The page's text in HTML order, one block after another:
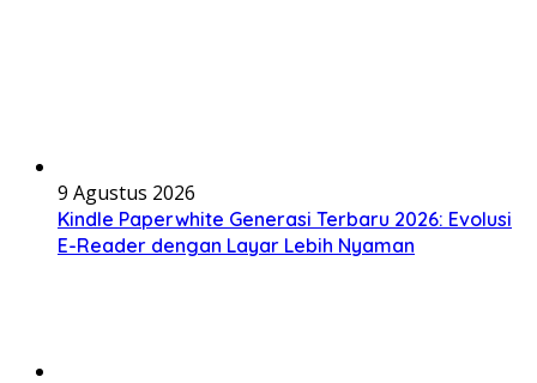
9 Agustus 2026
Kindle Paperwhite Generasi Terbaru 2026: Evolusi
E-Reader dengan Layar Lebih Nyaman